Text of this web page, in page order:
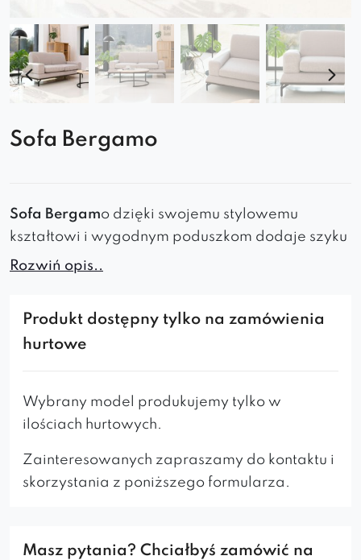
Sofa Bergamo
Sofa Bergamo dzięki swojemu stylowemu
kształtowi i wygodnym poduszkom dodaje szyku
i elegancji każdemu pomieszczeniu, w którym się
Bez względu na to, czy chodzi o nowoczesny
dom, poczekalnię, czy kawiarnię, sofa sprawdzi
użytkowania, co sprawia, że idealnie nadaje się
do relaksu.
Bogata oferta kolorystyczna umożliwia idealne
dopasowanie mebla do charakteru wnętrza,
Lekka, stylowa konstrukcja sofy Bergamo
Rozwiń opis..
Produkt dostępny tylko na zamówienia
hurtowe
Wybrany model produkujemy tylko w
ilościach hurtowych.
Zainteresowanych zapraszamy do kontaktu i
skorzystania z poniższego formularza.
Masz pytania? Chciałbyś zamówić na